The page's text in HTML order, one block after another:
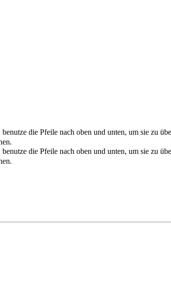
die Pfeile nach oben und unten, um sie zu
die Pfeile nach oben und unten, um sie zu